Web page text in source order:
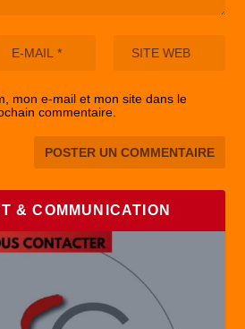
mon e-mail et mon site dans le
commentaire.
& COMMUNICATION